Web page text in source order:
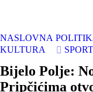
NASLOVNA
KULTURA
SPORT
Bijelo Polje:
Pripčićima